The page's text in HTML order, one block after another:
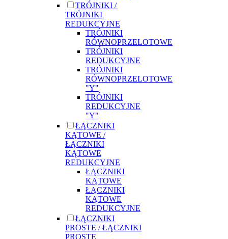
TRÓJNIKI /
TRÓJNIKI
REDUKCYJNE
TRÓJNIKI
RÓWNOPRZELOTOWE
TRÓJNIKI
REDUKCYJNE
TRÓJNIKI
RÓWNOPRZELOTOWE
"Y"
TRÓJNIKI
REDUKCYJNE
"Y"
ŁĄCZNIKI
KĄTOWE /
ŁĄCZNIKI
KĄTOWE
REDUKCYJNE
ŁĄCZNIKI
KĄTOWE
ŁĄCZNIKI
KĄTOWE
REDUKCYJNE
ŁĄCZNIKI
PROSTE / ŁĄCZNIKI
PROSTE